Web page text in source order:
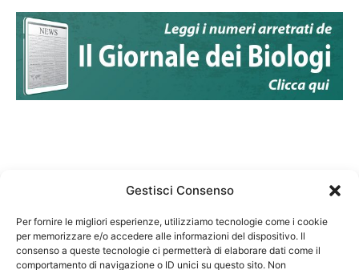
Gestisci Consenso
Per fornire le migliori esperienze, utilizziamo tecnologie come i cookie
per memorizzare e/o accedere alle informazioni del dispositivo. Il
consenso a queste tecnologie ci permetterà di elaborare dati come il
comportamento di navigazione o ID unici su questo sito. Non
Federazione Nazionale Degli Ordini dei Biologi:
codice fiscale 80069130583